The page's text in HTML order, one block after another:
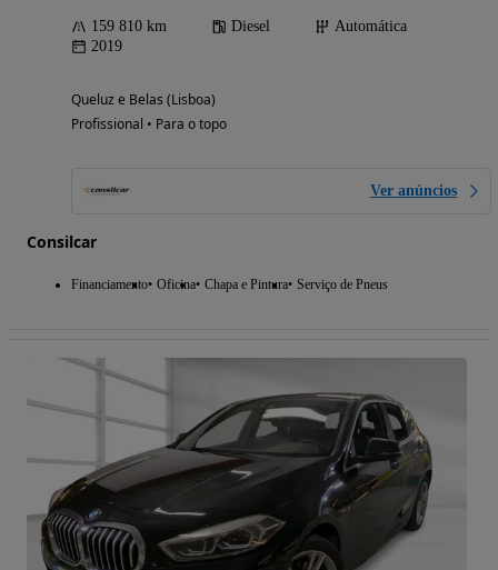
159 810 km Diesel
Automática
2019
Queluz e Belas (Lisboa)
Profissional • Para o topo
Ver anúncios
Consilcar
Financiamento Oficina Chapa e Pintura Serviço de Pneus